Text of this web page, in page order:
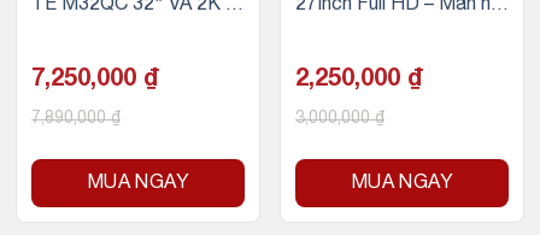
TE M32QC 32″ VA 2K 1
7,250,000 ₫
7,890,000₫
MUA NGAY
27Inch Full HD – Màn hìn
2,250,000 ₫
3,000,000₫
MUA NGAY